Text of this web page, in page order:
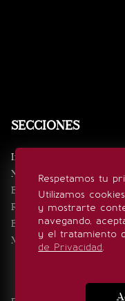
Respetamos tu
Utilizamos
y mostrarte
navegando,
y el tratamiento
de Privacidad.
SECCIONES
Inicio
Noticias
Eventos
Realeza
Estilo de vida
Minuto x Minuto